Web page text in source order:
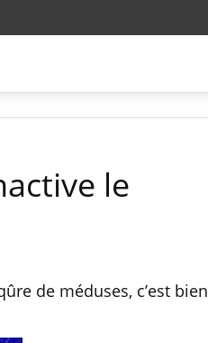
le
de méduses, c’est bien